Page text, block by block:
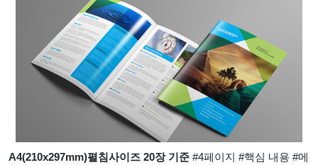
A4(210x297mm)펼침사이즈 20장 기준 #4페이지 #핵심 내용 #메